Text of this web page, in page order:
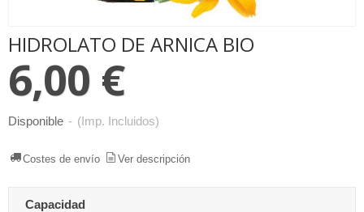
HIDROLATO DE ARNICA BIO
6,00 €
Disponible - (Imp. Incluidos)
Costes de envío Ver descripción
Capacidad